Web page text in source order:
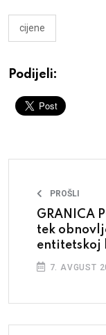
cijene
Podijeli:
PROŠLI
GRANICA
tek
entitetskoj
7. AVGUST